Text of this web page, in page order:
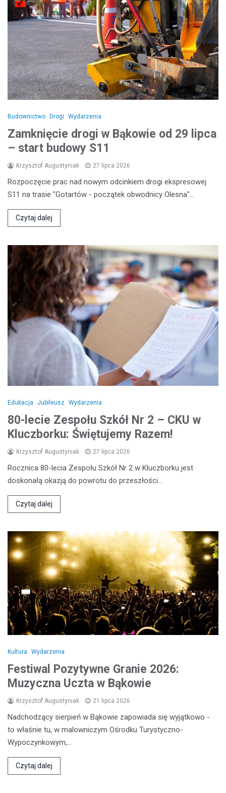
Budownictwo Drogi Wydarzenia
Zamknięcie drogi w Bąkowie od 29 lipca
– start budowy S11
Krzysztof Augustyniak 27 lipca 2026
Rozpoczęcie prac nad nowym odcinkiem drogi ekspresowej
S11 na trasie "Gotartów - początek obwodnicy Olesna"…
Czytaj dalej
Edukacja Jubileusz Wydarzenia
80-lecie Zespołu Szkół Nr 2 – CKU w
Kluczborku: Świętujemy Razem!
Krzysztof Augustyniak 27 lipca 2026
Rocznica 80-lecia Zespołu Szkół Nr 2 w Kluczborku jest
doskonałą okazją do powrotu do przeszłości…
Czytaj dalej
Kultura Wydarzenia
Festiwal Pozytywne Granie 2026:
Muzyczna Uczta w Bąkowie
Krzysztof Augustyniak 21 lipca 2026
Nadchodzący sierpień w Bąkowie zapowiada się wyjątkowo -
to właśnie tu, w malowniczym Ośrodku Turystyczno-
Wypoczynkowym,…
Czytaj dalej